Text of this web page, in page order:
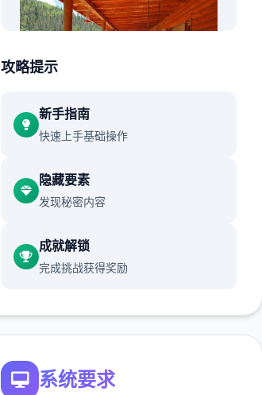
为花园 增加了 3 个地块层
增加了 9 种作物（3 种独特的精灵
作物）
添加 Jin 作为园丁
探索组成：
攻略提示
新手指南
快速上手基础操作
隐藏要素
发现秘密内容
成就解锁
完成挑战获得奖励
系统要求